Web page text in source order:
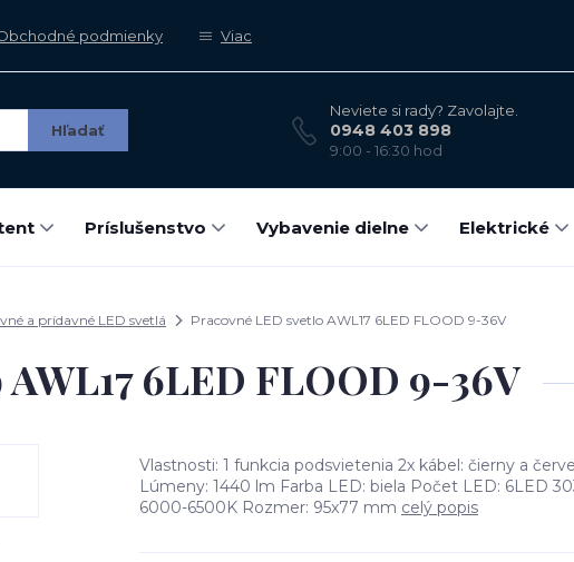
podmienky Viac
Hľadať
Neviete si rady? Zavolajte.
0948 403 898
9:00 - 16:30 hod
Príslušenstvo Vybavenie dielne Elektrické
a prídavné LED svetlá Pracovné LED svetlo AWL17 6LED FLOOD 9-36V
6LED FLOOD 9-36V
Vlastnosti: 1 funkcia podsvietenia 2x kábel: čierny a
Lúmeny: 1440 lm Farba LED: biela Počet LED: 6LED
6000-6500K Rozmer: 95x77 mm celý popis